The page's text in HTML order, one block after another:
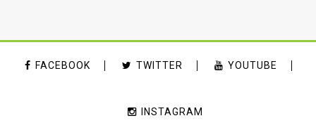
FACEBOOK TWITTER YOUTUBE
INSTAGRAM